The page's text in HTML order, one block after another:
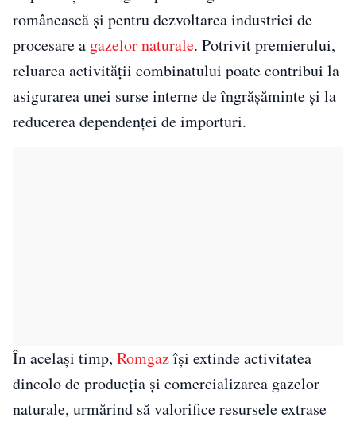
românească și pentru dezvoltarea industriei de
procesare a gazelor naturale. Potrivit premierului,
reluarea activității combinatului poate contribui la
asigurarea unei surse interne de îngrășăminte și la
reducerea dependenței de importuri.
În același timp, Romgazîși extinde activitatea
dincolo de producția și comercializarea gazelor
naturale, urmărind să valorifice resursele extrase